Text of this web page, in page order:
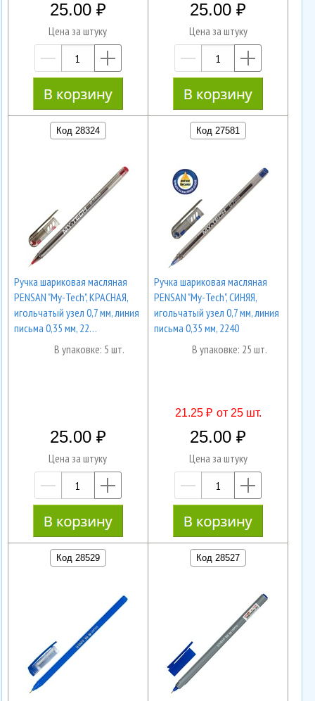
25.00
Цена за штуку
—
25.00
Цена за штуку
—
Код 28324
Ручка шариковая масляная
PENSAN "My-Tech", КРАСНАЯ,
игольчатый узел 0,7 мм, линия
письма 0,35 мм, 22…
В упаковке: 5 шт.
25.00
Цена за штуку
—
Код 27581
Ручка шариковая масляная
PENSAN "My-Tech", СИНЯЯ,
игольчатый узел 0,7 мм, линия
письма 0,35 мм, 2240
В упаковке: 25 шт.
21.25 ₽ от 25 шт.
25.00
Цена за штуку
—
Код 28529 Код 28527